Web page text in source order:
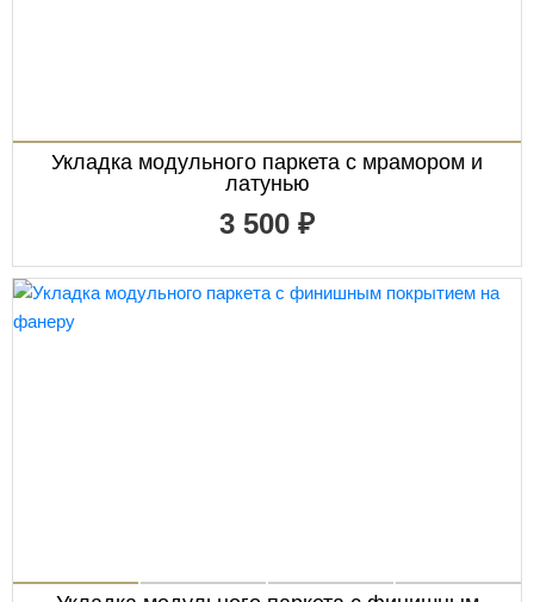
Укладка модульного паркета с мрамором и
латунью
3 500 ₽